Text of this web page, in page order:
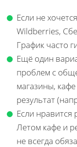
Если не
Wildberries,
График часто
Ещё один
проблем с
магазины,
результат
Если
Летом кафе и
не всегда